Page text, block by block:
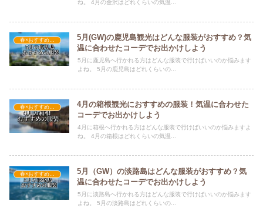
ね。 4月の金沢はどれくらいの気温...
春×おすすめの服装
5月(GW)の鹿児島観光はどんな服装がおすすめ？気
温に合わせたコーデでお出かけしよう
5月に鹿児島へ行かれる方はどんな服装で行けばいいのか悩みます
よね。 5月の鹿児島はどれくらいの...
春×おすすめの服装
4月の箱根観光におすすめの服装！気温に合わせた
コーデでお出かけしよう
4月に箱根へ行かれる方はどんな服装で行けばいいのか悩みますよ
ね。 4月の箱根はどれくらいの気温...
春×おすすめの服装
5月（GW）の淡路島はどんな服装がおすすめ？気
温に合わせたコーデでお出かけしよう
5月に淡路島へ行かれる方はどんな服装で行けばいいのか悩みます
よね。 5月の淡路島はどれくらいの...